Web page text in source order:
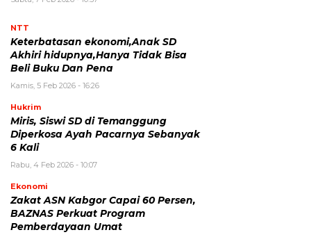
NTT
Keterbatasan ekonomi,Anak SD
Akhiri hidupnya,Hanya Tidak Bisa
Beli Buku Dan Pena
Kamis, 5 Feb 2026 - 16:26
Hukrim
Miris, Siswi SD di Temanggung
Diperkosa Ayah Pacarnya Sebanyak
6 Kali
Rabu, 4 Feb 2026 - 10:07
Ekonomi
Zakat ASN Kabgor Capai 60 Persen,
BAZNAS Perkuat Program
Pemberdayaan Umat